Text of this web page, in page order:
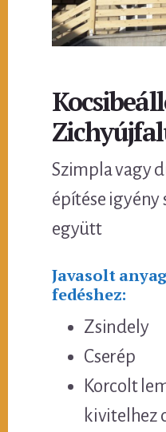
Szimpla vagy
építése igyény
együtt
Javasolt
fedéshez:
Zsindely
Cserép
Korcolt
kivitelhez